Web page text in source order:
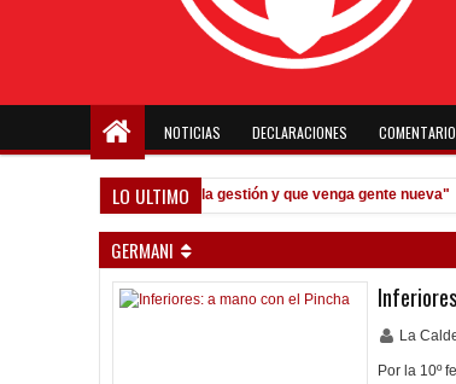
NOTICIAS DECLARACIONES
LO ULTIMO
"Prefiero dejar la gestión y que venga gente nueva"
GERMANI
La
Por la 10º